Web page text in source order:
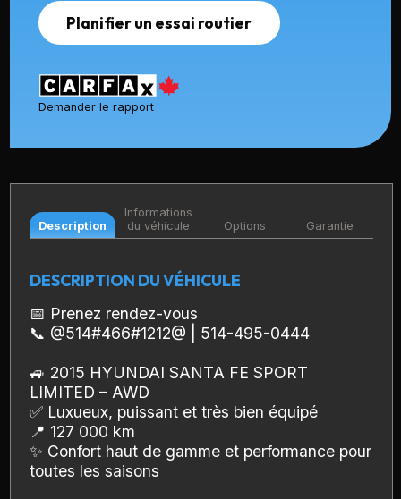
Planifier un essai routier
Demander le rapport
Description
Informations
du véhicule
Options Garantie
DESCRIPTION DU VÉHICULE
📅 Prenez rendez-vous
📞 @514#466#1212@ | 514-495-0444
🚙 2015 HYUNDAI SANTA FE SPORT
LIMITED – AWD
✅ Luxueux, puissant et très bien équipé
📍 127 000 km
✨ Confort haut de gamme et performance pour
toutes les saisons